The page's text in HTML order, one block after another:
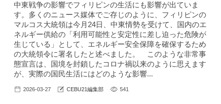
中東戦争の影響でフィリピンの生活にも影響が出ていま
す。多くのニュース媒体でご存じのように、フィリピンの
マルコス大統領は今月24日、中東情勢を受けて、国内のエ
ネルギー供給の「利用可能性と安定性に差し迫った危険が
生じている」として、エネルギー安全保障を確保するため
の大統領令に署名したと述べました。 このような非常事
態宣言は、国境を封鎖したコロナ禍以来のように思えます
が、実際の国民生活にはどのような影響...
2026-03-27 CEBU21編集部 541